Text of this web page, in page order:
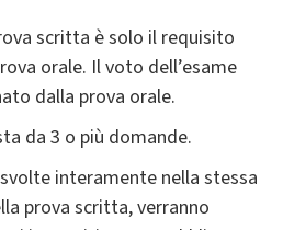
scritta è solo il requisito
orale. Il voto dell’esame
dalla prova orale.
da 3 o più domande.
interamente nella stessa
prova scritta, verranno